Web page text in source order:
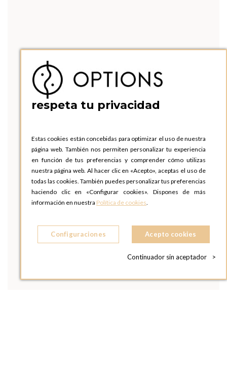
respeta tu privacidad
Estas cookies están concebidas para optimizar el uso de nuestra
página web. También nos permiten personalizar tu experiencia
en función de tus preferencias y comprender cómo utilizas
nuestra página web. Al hacer clic en «Acepto», aceptas el uso de
todas las cookies. También puedes personalizar tus preferencias
haciendo clic en «Configurar cookies». Dispones de más
información en nuestra Política de cookies.
Configuraciones Acepto cookies
Continuador sin aceptador >